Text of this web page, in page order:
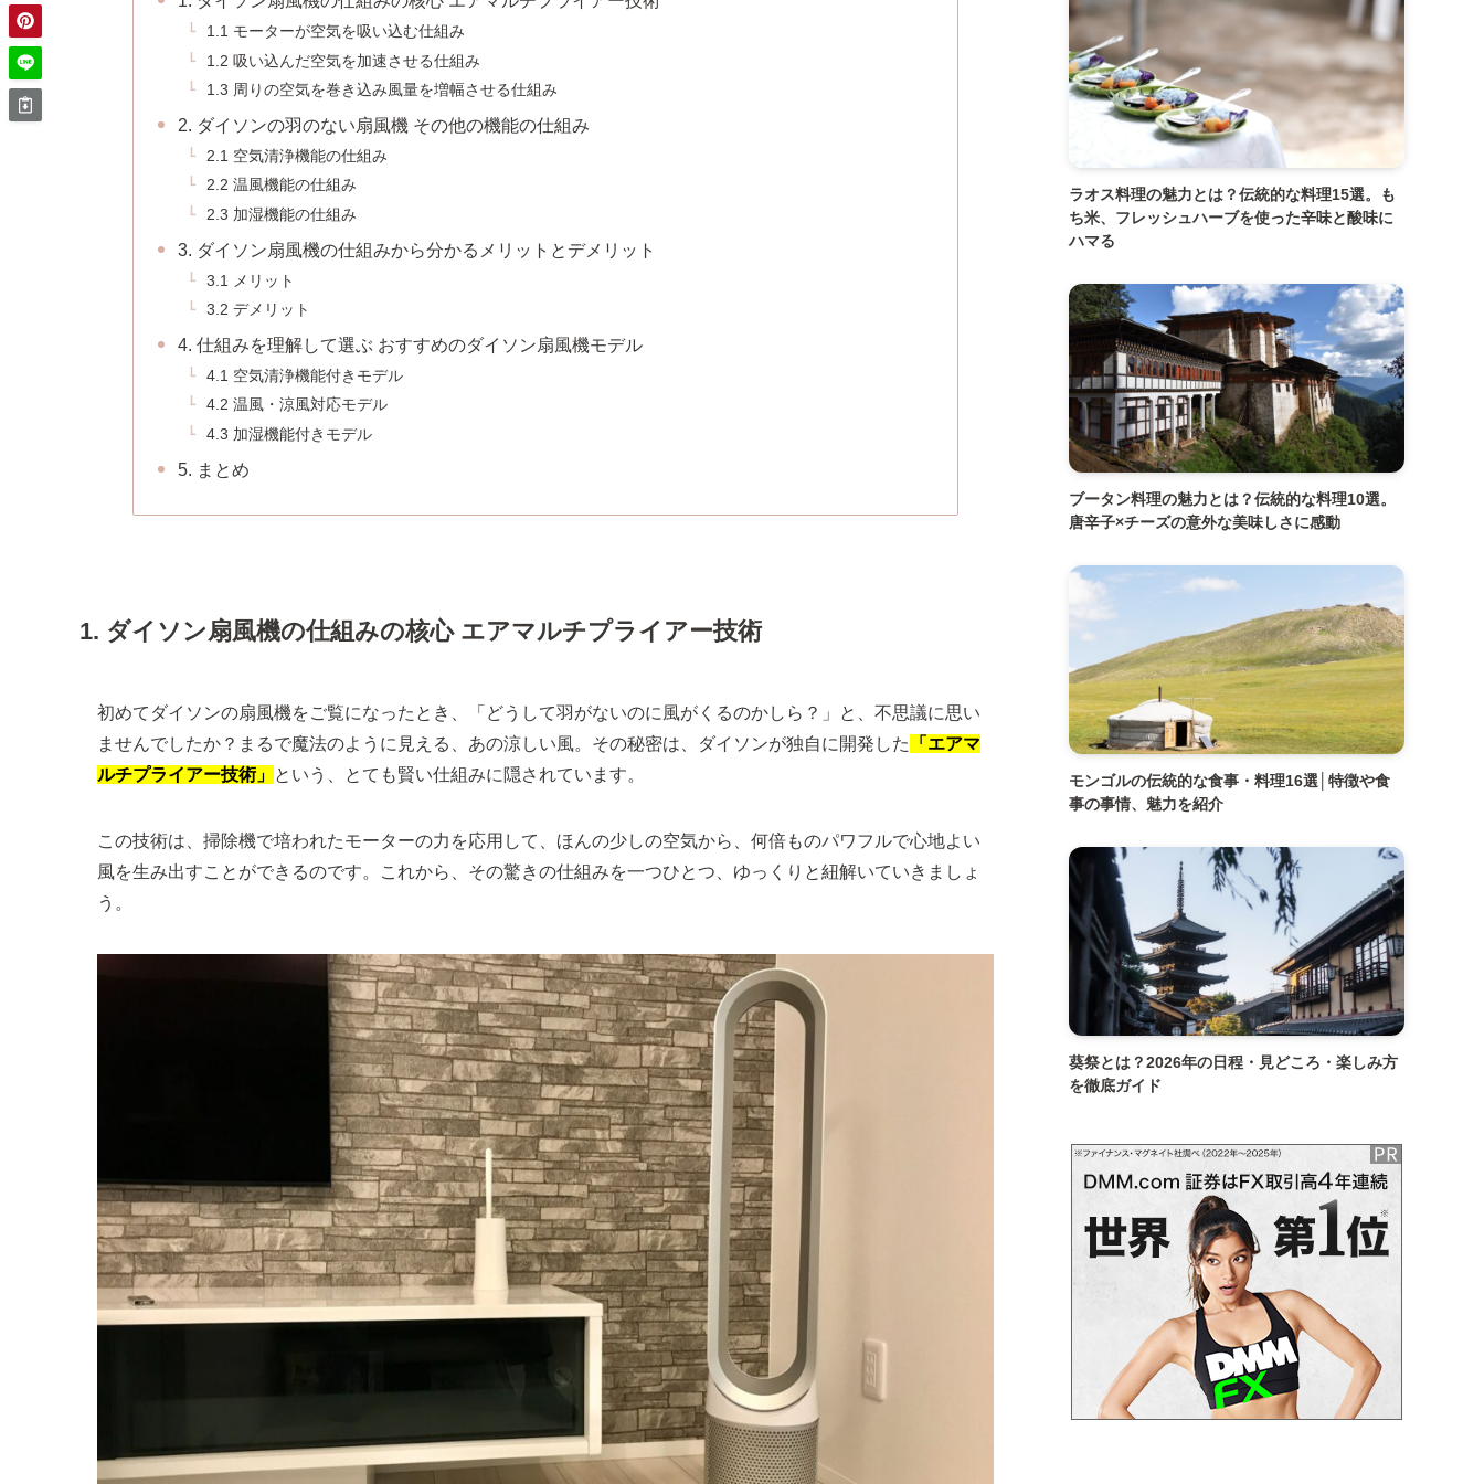
1.1 モーターが空気を吸い込む仕組み
1.2 吸い込んだ空気を加速させる仕組み
1.3 周りの空気を巻き込み風量を増幅させる仕組み
2. ダイソンの羽のない扇風機 その他の機能の仕組み
2.1 空気清浄機能の仕組み
2.2 温風機能の仕組み
2.3 加湿機能の仕組み
3. ダイソン扇風機の仕組みから分かるメリットとデメリット
3.1 メリット
3.2 デメリット
4. 仕組みを理解して選ぶ おすすめのダイソン扇風機モデル
4.1 空気清浄機能付きモデル
4.2 温風・涼風対応モデル
4.3 加湿機能付きモデル
5. まとめ
1. ダイソン扇風機の仕組みの核心 エアマルチプライアー技術
初めてダイソンの扇風機をご覧になったとき、「どうして羽がないのに風がくるのかしら？」と、不思議に思い
ませんでしたか？まるで魔法のように見える、あの涼しい風。その秘密は、ダイソンが独自に開発した
「エアマ
ルチプライアー技術」 という、とても賢い仕組みに隠されています。
この技術は、掃除機で培われたモーターの力を応用して、ほんの少しの空気から、何倍ものパワフルで心地よい
風を生み出すことができるのです。これから、その驚きの仕組みを一つひとつ、ゆっくりと紐解いていきましょ
う。
ラオス料理の魅力とは？伝統的な料理15選。も
ち米、フレッシュハーブを使った辛味と酸味に
ハマる
ブータン料理の魅力とは？伝統的な料理10選。
唐辛子×チーズの意外な美味しさに感動
モンゴルの伝統的な食事・料理16選│特徴や食
事の事情、魅力を紹介
葵祭とは？2026年の日程・見どころ・楽しみ方
を徹底ガイド